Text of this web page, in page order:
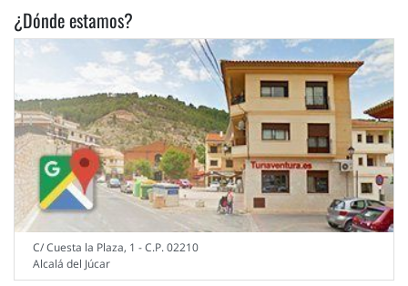
¿Dónde estamos?
C/ Cuesta la Plaza, 1 - C.P. 02210
Alcalá del Júcar